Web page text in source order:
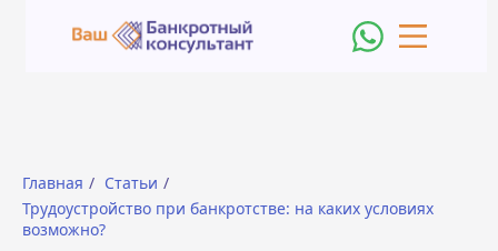
Главная / Статьи /
Трудоустройство при банкротстве: на каких условиях
возможно?